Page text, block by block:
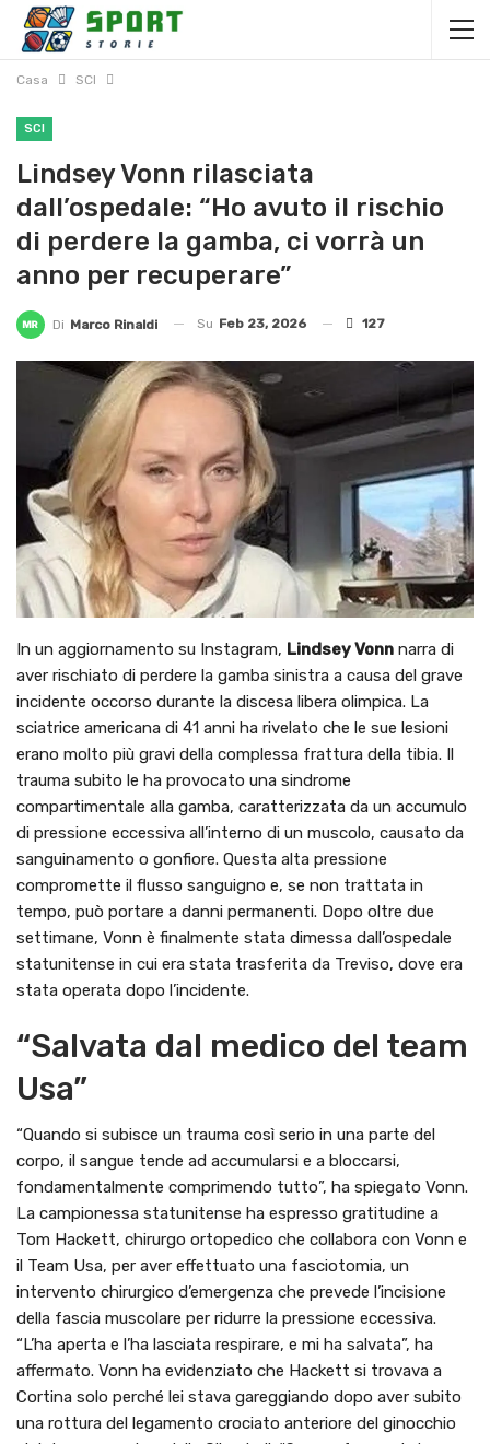
Casa SCI
SCI
Lindsey Vonn rilasciata
dall’ospedale: “Ho avuto il rischio
di perdere la gamba, ci vorrà un
anno per recuperare”
Di Marco Rinaldi Su Feb 23, 2026 127
In un aggiornamento su Instagram, Lindsey Vonn narra di
aver rischiato di perdere la gamba sinistra a causa del grave
incidente occorso durante la discesa libera olimpica. La
sciatrice americana di 41 anni ha rivelato che le sue lesioni
erano molto più gravi della complessa frattura della tibia. Il
trauma subito le ha provocato una sindrome
compartimentale alla gamba, caratterizzata da un accumulo
di pressione eccessiva all’interno di un muscolo, causato da
sanguinamento o gonfiore. Questa alta pressione
compromette il flusso sanguigno e, se non trattata in
tempo, può portare a danni permanenti. Dopo oltre due
settimane, Vonn è finalmente stata dimessa dall’ospedale
statunitense in cui era stata trasferita da Treviso, dove era
stata operata dopo l’incidente.
“Salvata dal medico del team
Usa”
“Quando si subisce un trauma così serio in una parte del
corpo, il sangue tende ad accumularsi e a bloccarsi,
fondamentalmente comprimendo tutto”, ha spiegato Vonn.
La campionessa statunitense ha espresso gratitudine a
Tom Hackett, chirurgo ortopedico che collabora con Vonn e
il Team Usa, per aver effettuato una fasciotomia, un
intervento chirurgico d’emergenza che prevede l’incisione
della fascia muscolare per ridurre la pressione eccessiva.
“L’ha aperta e l’ha lasciata respirare, e mi ha salvata”, ha
affermato. Vonn ha evidenziato che Hackett si trovava a
Cortina solo perché lei stava gareggiando dopo aver subito
una rottura del legamento crociato anteriore del ginocchio